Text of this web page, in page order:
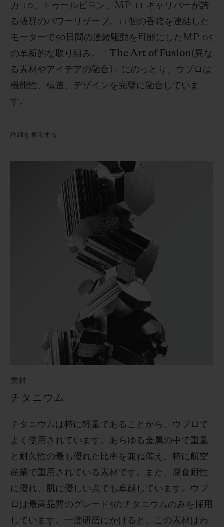
カ -10 、トゥールビヨン、 MP-11 キャリバーが誇
る抜群のパワーリザーブ。 11個の香箱を連結した
モーターで50 日間の連続駆動を可能にしたMP-05
の革新的な取り組み。「 The Art of Fusion(異な
る素材やアイデアの融合) 」にのっとり、ウブロは
機能性、構造、デザインを完璧に融合していま
す。
詳細を表示する
素材
チタニウム
チタニウムは特に軽量であることから、ウブロで
よく使用されています。あらゆる金属の中で重量
と耐久性の最も優れた比率を兼ね備え、特に航空
産業で重用されている素材です。また、腐食耐性
に優れ、肌に優しい点でも卓越しています。ウブ
ロは最高品質のグレード 5のチタニウムのみを採用
しています。一度研磨にかけると、この素材はわ